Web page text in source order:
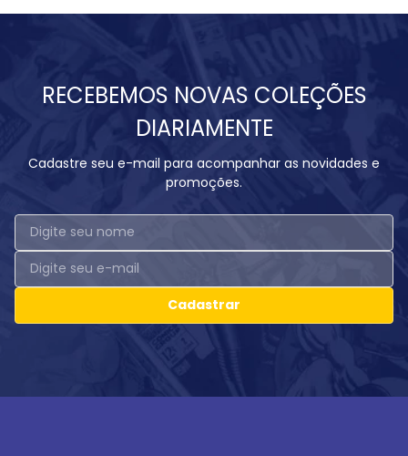
RECEBEMOS NOVAS COLEÇÕES
DIARIAMENTE
Cadastre seu e-mail para acompanhar as novidades e
promoções.
Cadastrar